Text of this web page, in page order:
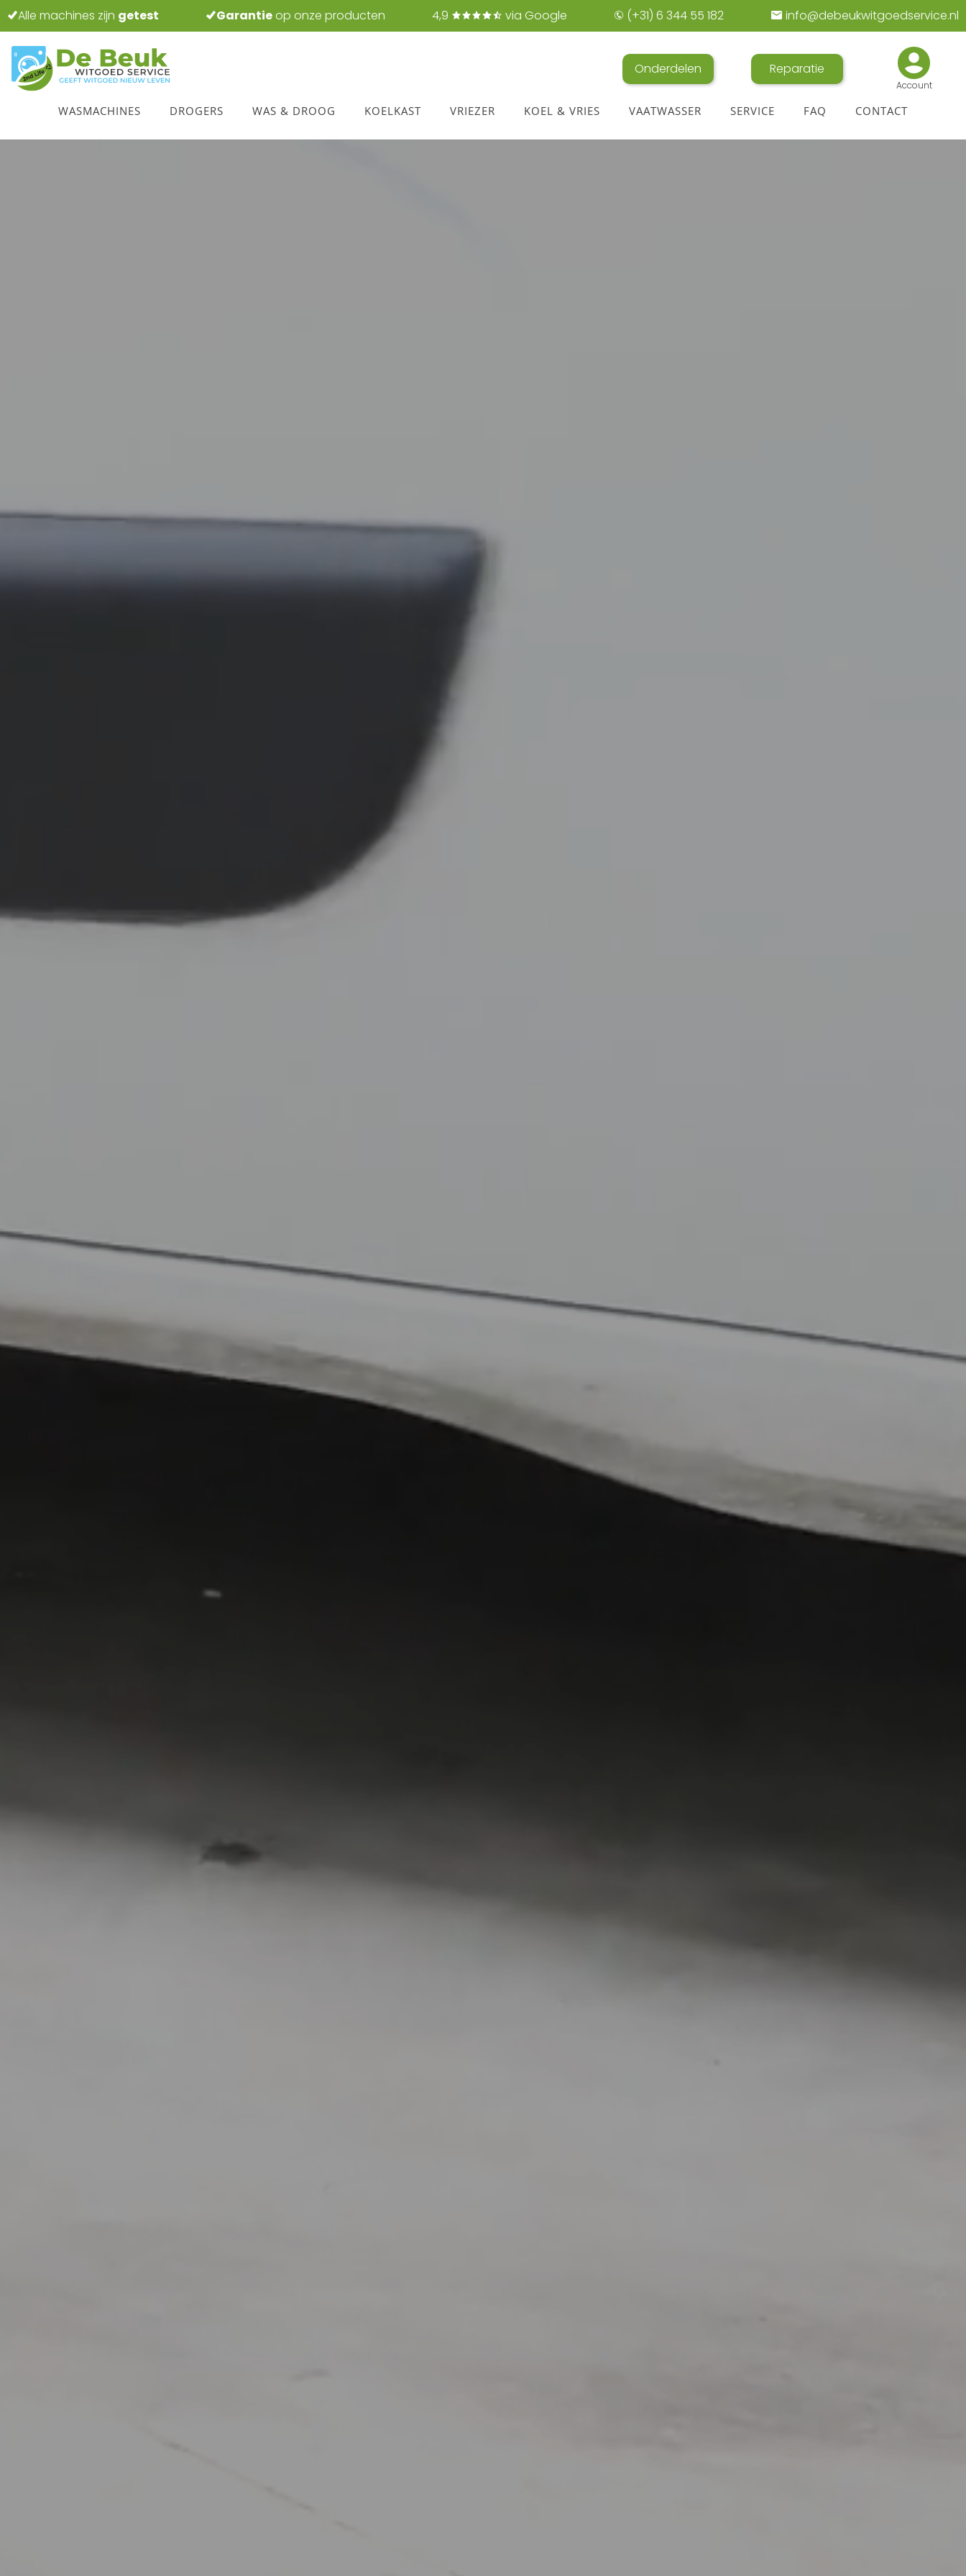
Alle machines zijn getest Garantieop onze producten 4,9 via Google (+31) 6 344 55 182 info@debeukwitgoedservice.nl
Onderdelen Reparatie
Account
WASMACHINES DROGERS WAS & DROOG KOELKAST VRIEZER KOEL & VRIES VAATWASSER SERVICE FAQ CONTACT